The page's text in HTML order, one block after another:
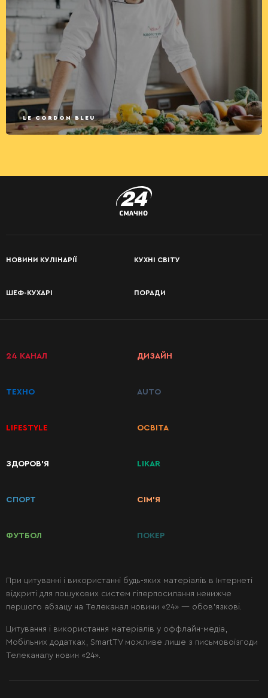
КАТЕГОРІЇ
РЕЦЕПТІВ
Салати
LE CORDON BLEU
НОВИНИ КУЛІНАРІЇ КУХНІ СВІТУ
ШЕФ-КУХАРІ ПОРАДИ
24 КАНАЛ
ТЕХНО
LIFESTYLE
ЗДОРОВ’Я
СПОРТ
ФУТБОЛ
ДИЗАЙН
AUTO
ОСВІТА
LIKAR
СІМ’Я
ПОКЕР
При цитуванні і використанні будь-яких матеріалів в Інтернеті
відкриті для пошукових систем гіперпосилання ненижче
першого абзацу на Телеканал новини «24» — обов’язкові.
Цитування і використання матеріалів у оффлайн-медіа,
Мобільних додатках, SmartTV можливе лише з письмовоїзгоди
Телеканалу новин «24».